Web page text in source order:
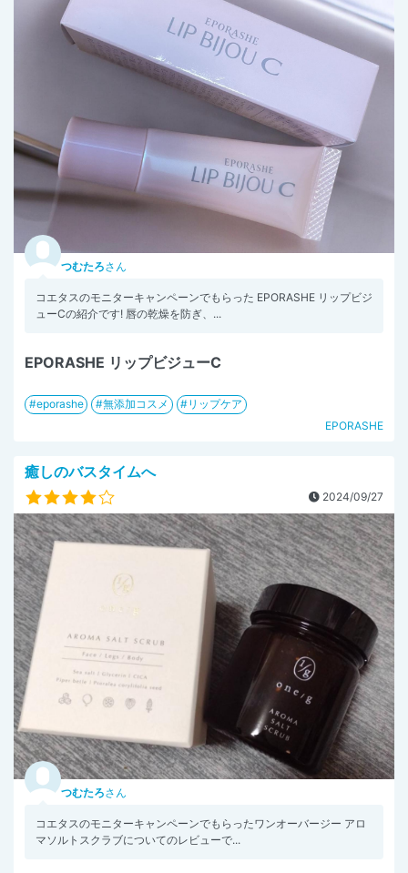
つむたろさん
コエタスのモニターキャンペーンでもらった EPORASHE リップビジ
ューCの紹介です! 唇の乾燥を防ぎ、...
EPORASHE リップビジューC
eporashe 無添加コスメ
リップケア
EPORASHE
癒しのバスタイムへ
2024/09/27
つむたろさん
コエタスのモニターキャンペーンでもらったワンオーバージー アロ
マソルトスクラブについてのレビューで...